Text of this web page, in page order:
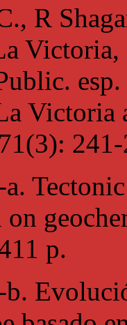
R
Victoria
on
p.